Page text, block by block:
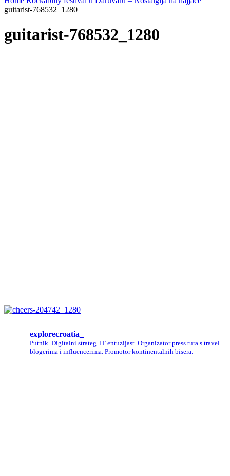
guitarist-768532_1280
guitarist-768532_1280
explorecroatia_
Putnik. Digitalni strateg. IT entuzijast. Organizator press tura s travel
blogerima i influencerima. Promotor kontinentalnih bisera.